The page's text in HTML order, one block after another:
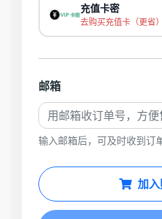
充值卡密
去购买充值卡（更省）
邮箱
输入邮箱后，可及时收到订
加